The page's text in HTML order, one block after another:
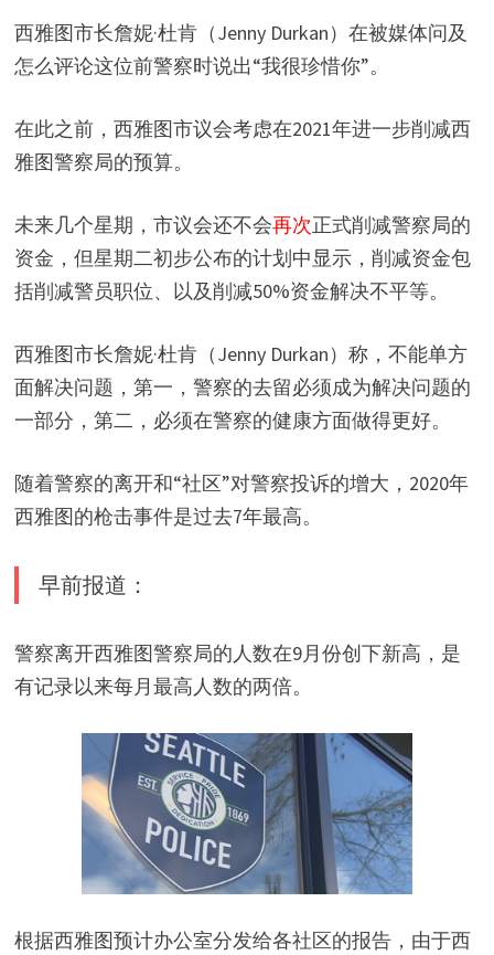
西雅图市长詹妮·杜肯（Jenny Durkan）在被媒体问及
怎么评论这位前警察时说出“我很珍惜你”。
在此之前，西雅图市议会考虑在2021年进一步削减西
雅图警察局的预算。
未来几个星期，市议会还不会再次正式削减警察局的
资金，但星期二初步公布的计划中显示，削减资金包
括削减警员职位、以及削减50%资金解决不平等。
西雅图市长詹妮·杜肯（Jenny Durkan）称，不能单方
面解决问题，第一，警察的去留必须成为解决问题的
一部分，第二，必须在警察的健康方面做得更好。
随着警察的离开和“社区”对警察投诉的增大，2020年
西雅图的枪击事件是过去7年最高。
早前报道：
警察离开西雅图警察局的人数在9月份创下新高，是
有记录以来每月最高人数的两倍。
根据西雅图预计办公室分发给各社区的报告，由于西